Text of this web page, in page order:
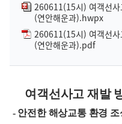
260611(15시) 여객선사
(연안해운과).hwpx
260611(15시) 여객선사
(연안해운과).pdf
여객선사고 재발
- 안전한 해상교통 환경